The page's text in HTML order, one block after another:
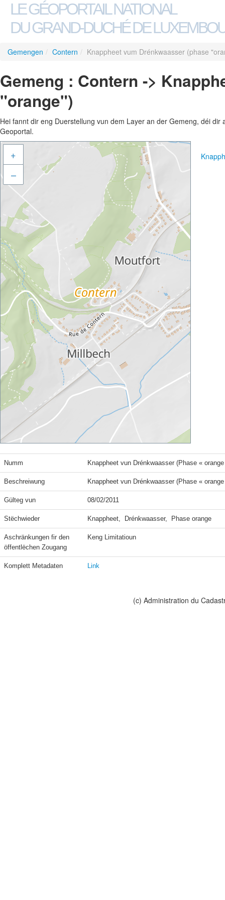
LE GÉOPORTAIL NATIONAL
DU GRAND-DUCHÉ DE
Gemengen / Contern / Knappheet vum Drénkwaasser (phase
Gemeng : Contern ->
"orange")
Hei fannt dir eng Duerstellung vun dem Layer an der Gemeng, déi
Geoportal.
+
–
Numm Knappheet vun Drénkwaasser (Phase «
Beschreiwung Knappheet vun Drénkwaasser (Phase «
Gülteg vun 08/02/2011
Stëchwieder Knappheet,  Drénkwaasser,  Phase orange
Aschränkungen fir den
öffentlëchen Zougang
Keng Limitatioun
Komplett Metadaten Link
(c) Administration du